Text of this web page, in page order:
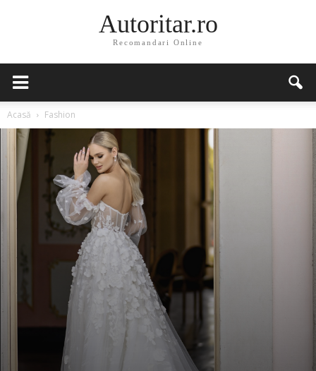
Autoritar.ro
Recomandari Online
Acasă Fashion